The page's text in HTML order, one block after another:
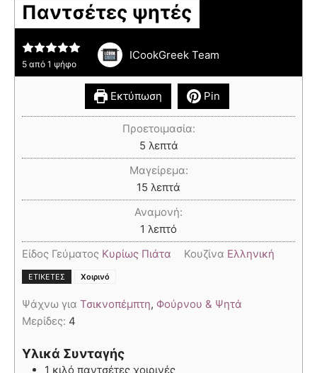
Παντσέτες ψητές
5 από 1 ψήφο
ICookGreek Team
Εκτύπωση Pin
Προετοιμασία:
5 λεπτά
Μαγείρεμα:
15 λεπτά
Αναμονή:
1 λεπτό
Είδος Γεύματος Κυρίως Πιάτα Κουζίνα Ελληνική
ΕΤΙΚΈΤΕΣ Χοιρινό
Ψάχνω για Τσικνοπέμπτη, Φούρνου & Ψητά
Μερίδες: 4
Υλικά Συνταγής
1 κιλό παντσέτες χοιρινές